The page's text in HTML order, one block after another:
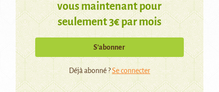
vous maintenant pour
seulement 3€ par mois
S’abonner
Déjà abonné ?Se connecter